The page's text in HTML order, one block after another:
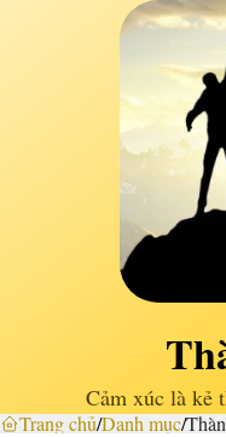
Cảm xúc là kẻ
Trang chủ/Danh mục/